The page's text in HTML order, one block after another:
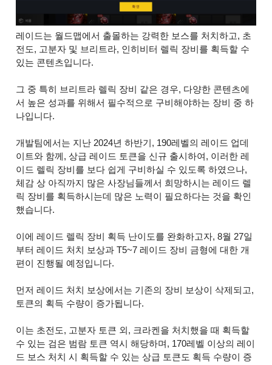
레이드는 월드맵에서 출몰하는 강력한 보스를 처치하고, 초
전도, 고분자 및 브리트라, 인히비터 렐릭 장비를 획득할 수
있는 콘텐츠입니다.
그 중 특히 브리트라 렐릭 장비 같은 경우, 다양한 콘텐츠에
서 높은 성과를 위해서 필수적으로 구비해야하는 장비 중 하
나입니다.
개발팀에서는 지난 2024년 하반기, 190레벨의 레이드 업데
이트와 함께, 상급 레이드 토큰을 신규 출시하여, 이러한 레
이드 렐릭 장비를 보다 쉽게 구비하실 수 있도록 하였으나,
체감 상 아직까지 많은 사장님들께서 희망하시는 레이드 렐
릭 장비를 획득하시는데 많은 노력이 필요하다는 것을 확인
했습니다.
이에 레이드 렐릭 장비 획득 난이도를 완화하고자, 8월 27일
부터 레이드 처치 보상과 T5~7 레이드 장비 금형에 대한 개
편이 진행될 예정입니다.
먼저 레이드 처치 보상에서는 기존의 장비 보상이 삭제되고,
토큰의 획득 수량이 증가됩니다.
이는 초전도, 고분자 토큰 외, 크라켄을 처치했을 때 획득할
수 있는 검은 범람 토큰 역시 해당하며, 170레벨 이상의 레이
드 보스 처치 시 획득할 수 있는 상급 토큰도 획득 수량이 증